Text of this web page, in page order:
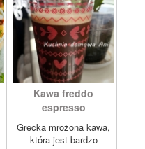
Kawa freddo
espresso
Grecka mrożona kawa,
która jest bardzo